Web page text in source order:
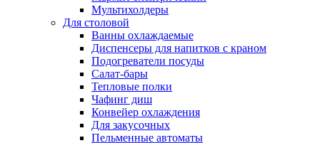
Мультихолдеры
Для столовой
Ванны охлаждаемые
Диспенсеры для напитков с краном
Подогреватели посуды
Салат-бары
Тепловые полки
Чафинг диш
Конвейер охлаждения
Для закусочных
Пельменные автоматы